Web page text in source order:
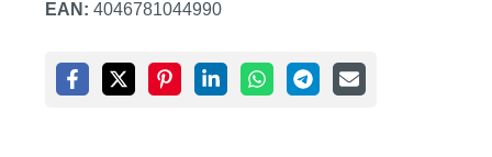
EAN: 4046781044990